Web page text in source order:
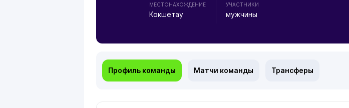
МЕСТОНАХОЖДЕНИЕ
Кокшетау
УЧАСТНИКИ
мужчины
Профиль команды Матчи команды Трансферы